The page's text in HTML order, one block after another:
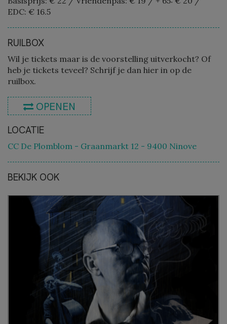
EDC: € 16.5
RUILBOX
Wil je tickets maar is de voorstelling uitverkocht? Of
heb je tickets teveel? Schrijf je dan hier in op de
ruilbox.
OPENEN
LOCATIE
CC De Plomblom - Graanmarkt 12 - 9400 Ninove
BEKIJK OOK